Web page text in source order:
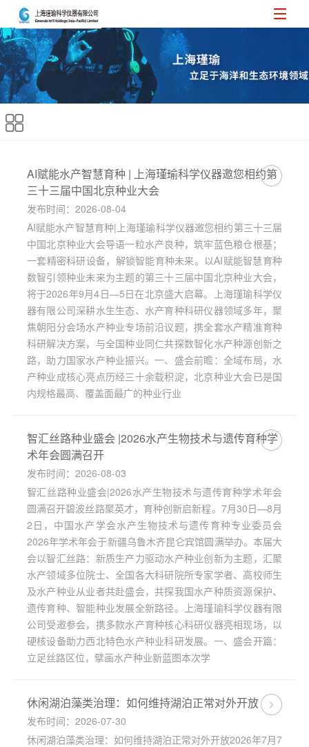
AI赋能水产智慧育种 | 上海瑾瑜科学仪器邀您相约第
三十三届中国北京种业大会
发布时间：2026-08-04
AI赋能水产智慧育种|上海瑾瑜科学仪器邀您相约第三十三届
中国北京种业大会导语一粒水产良种，筑牢蓝色粮仓根基；
一套精密科研设备，解锁智能育种未来。以AI赋能智慧育种
数智引领种业未来为主题的第三十三届中国北京种业大会，
将于2026年9月4日—5日在北京盛大启幕。上海瑾瑜科学仪
器有限公司深耕水生生态、水产育种科研仪器领域多年，聚
焦朝阳分会场水产种业专场前沿议题，携全套水产精准育种
科研解决方案，与全国种业同仁共探数智化水产种源创新之
路，助力国家水产种业振兴。一、盛会前瞻：全域布局，水
产种业成核心亮点历经三十余载积淀，北京种业大会已是国
内规格最高、覆盖面最广的种业行业
智汇丝路种业盛会 |2026水产生物技术与遗传育种学
术年会圆满召开
发布时间：2026-08-03
智汇丝路种业盛会|2026水产生物技术与遗传育种学术年会
圆满召开碧波丝路聚英才，育种创新启新程。7月30日—8月
2日，中国水产学会水产生物技术与遗传育种专业委员会
2026年学术年会于新疆乌鲁木齐昆仑宾馆圆满举办。本届大
会以智汇丝路：新质生产力驱动水产种业创新为主题，汇聚
水产领域多位院士、全国各大科研院所专家学者、高校师生
及水产种业从业者共赴盛会，共探我国水产种质资源保护、
遗传育种、智能种业发展全新路径。上海瑾瑜科学仪器有限
公司受邀参会，携多款水产育种核心科研仪器亮相现场，以
硬核设备助力西北特色水产种业科研发展。一、盛会开篇：
立足丝路区位，擘画水产种业新蓝图本次学
休闲湖泊藻类治理：如何维持湖泊正常对外开放
发布时间：2026-07-30
休闲湖泊藻类治理：如何维持湖泊正常对外开放2026年7月7